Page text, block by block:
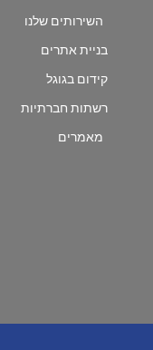
השירותים שלנו
בניית אתרים
קידום בגוגל
רשתות חברתיות
מאמרים